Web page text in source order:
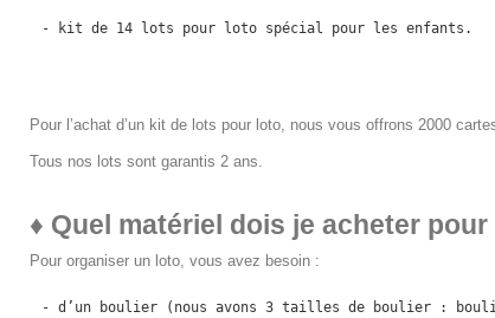
- kit de 14 lots pour loto spécial pour les enfants.
Pour l’achat d’un kit de lots pour loto, nous vous offrons 2000
Tous nos lots sont garantis 2 ans.
♦ Quel matériel dois je acheter
Pour organiser un loto, vous avez besoin :
- d’un boulier (nous avons 3 tailles de boulier :